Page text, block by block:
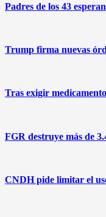
Padres de los 43
Trump firma nuevas
Tras exigir
FGR destruye más de
CNDH pide limitar el